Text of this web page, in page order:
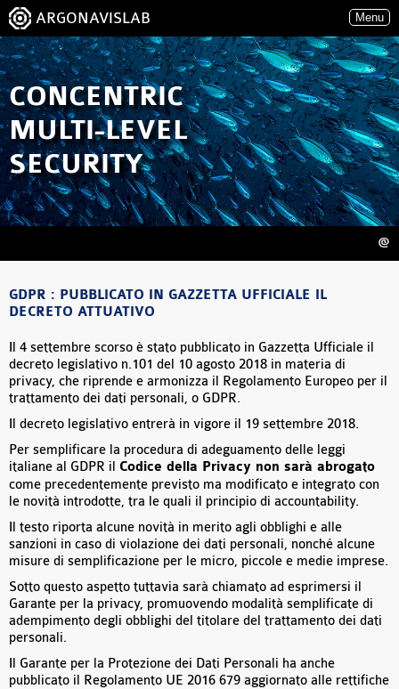
ARGONAVISLAB Menu
CONCENTRIC
MULTI-LEVEL
SECURITY
@
GDPR : PUBBLICATO IN GAZZETTA UFFICIALE IL
DECRETO ATTUATIVO
Il 4 settembre scorso è stato pubblicato in Gazzetta Ufficiale il
decreto legislativo n.101 del 10 agosto 2018 in materia di
privacy, che riprende e armonizza il Regolamento Europeo per il
trattamento dei dati personali, o GDPR.
Il decreto legislativo entrerà in vigore il 19 settembre 2018.
Per semplificare la procedura di adeguamento delle leggi
italiane al GDPR il Codice della Privacy non sarà abrogato
come precedentemente previsto ma modificato e integrato con
le novità introdotte, tra le quali il principio di accountability.
Il testo riporta alcune novità in merito agli obblighi e alle
sanzioni in caso di violazione dei dati personali, nonché alcune
misure di semplificazione per le micro, piccole e medie imprese.
Sotto questo aspetto tuttavia sarà chiamato ad esprimersi il
Garante per la privacy, promuovendo modalità semplificate di
adempimento degli obblighi del titolare del trattamento dei dati
personali.
Il Garante per la Protezione dei Dati Personali ha anche
pubblicato il Regolamento UE 2016 679 aggiornato alle rettifiche